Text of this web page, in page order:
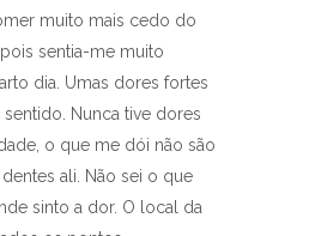
muito mais cedo do
sentia-me muito
dia. Umas dores fortes
Nunca tive dores
o que me dói não são
ali. Não sei o que
sinto a dor. O local da